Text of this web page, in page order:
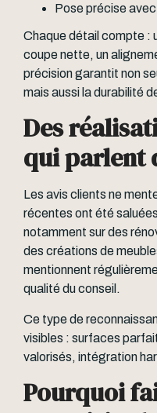
Pose précise
Chaque détail compte :
coupe nette, un
précision garantit non
mais aussi la durabilité
Des
qui parlent
Les avis clients ne
récentes ont été
notamment sur des
des créations de
mentionnent
qualité du conseil.
Ce type de
visibles : surfaces
valorisés, intégration
Pourquoi